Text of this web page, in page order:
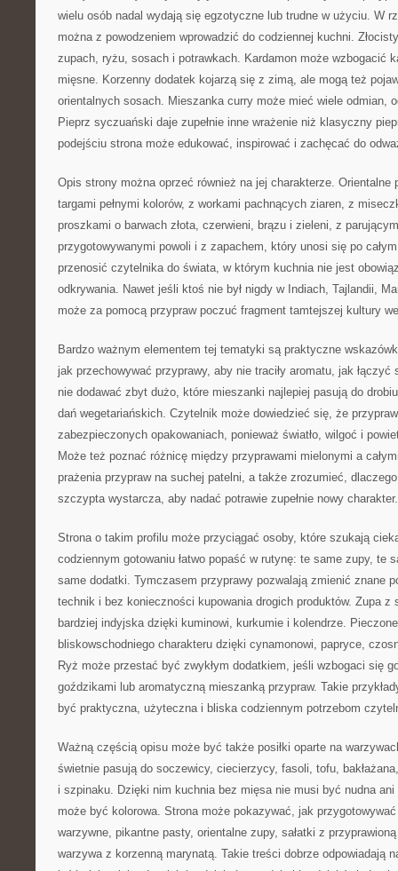
wielu osób nadal wydają się egzotyczne lub trudne w użyciu. W
można z powodzeniem wprowadzić do codziennej kuchni.
zupach, ryżu, sosach i potrawkach. Kardamon może wzbogacić
mięsne. Korzenny dodatek kojarzą się z zimą, ale mogą też
orientalnych sosach. Mieszanka curry może mieć wiele odmian,
Pieprz syczuański daje zupełnie inne wrażenie niż klasyczny
podejściu strona może edukować, inspirować i zachęcać do
Opis strony można oprzeć również na jej charakterze. Orientalne
targami pełnymi kolorów, z workami pachnących ziaren, z
proszkami o barwach złota, czerwieni, brązu i zieleni, z
przygotowywanymi powoli i z zapachem, który unosi się po
przenosić czytelnika do świata, w którym kuchnia nie jest
odkrywania. Nawet jeśli ktoś nie był nigdy w Indiach, Tajlandii,
może za pomocą przypraw poczuć fragment tamtejszej kultury
Bardzo ważnym elementem tej tematyki są praktyczne
jak przechowywać przyprawy, aby nie traciły aromatu, jak łączyć
nie dodawać zbyt dużo, które mieszanki najlepiej pasują do
dań wegetariańskich. Czytelnik może dowiedzieć się, że
zabezpieczonych opakowaniach, ponieważ światło, wilgoć i
Może też poznać różnicę między przyprawami mielonymi a
prażenia przypraw na suchej patelni, a także zrozumieć,
szczypta wystarcza, aby nadać potrawie zupełnie nowy charakter.
Strona o takim profilu może przyciągać osoby, które szukają
codziennym gotowaniu łatwo popaść w rutynę: te same zupy, te
same dodatki. Tymczasem przyprawy pozwalają zmienić znane
technik i bez konieczności kupowania drogich produktów. Zupa
bardziej indyjska dzięki kuminowi, kurkumie i kolendrze.
bliskowschodniego charakteru dzięki cynamonowi, papryce,
Ryż może przestać być zwykłym dodatkiem, jeśli wzbogaci się
goździkami lub aromatyczną mieszanką przypraw. Takie
być praktyczna, użyteczna i bliska codziennym potrzebom
Ważną częścią opisu może być także posiłki oparte na
świetnie pasują do soczewicy, ciecierzycy, fasoli, tofu,
i szpinaku. Dzięki nim kuchnia bez mięsa nie musi być nudna
może być kolorowa. Strona może pokazywać, jak
warzywne, pikantne pasty, orientalne zupy, sałatki z
warzywa z korzenną marynatą. Takie treści dobrze odpowiadają